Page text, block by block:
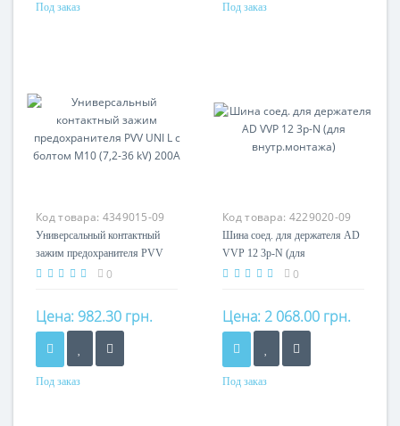
Под заказ Под заказ
Код товара: 4349015-09
Универсальный контактный
зажим предохранителя PVV
UNI L с болтом М10 (7,2-36
0
Цена: 982.30 грн.
Под заказ
Код товара: 4229020-09
Шина соед. для держателя AD
VVP 12 3p-N (для
внутр.монтажа) 0
Цена: 2 068.00 грн.
Под заказ